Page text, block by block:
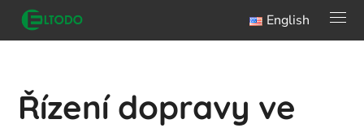
English
Řízení dopravy ve